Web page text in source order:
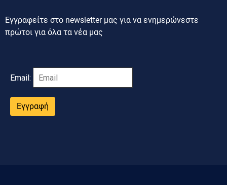
Εγγραφείτε στο newsletter μας για να ενημερώνεστε
πρώτοι για όλα τα νέα μας
Email:
Εγγραφή